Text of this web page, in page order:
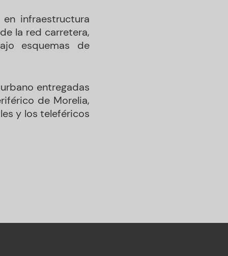
infraestructura
la red carretera,
esquemas de
entregadas
de Morelia,
y los teleféricos